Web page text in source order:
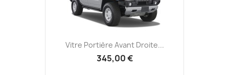
Vitre Portière Avant Droite...
345,00 €